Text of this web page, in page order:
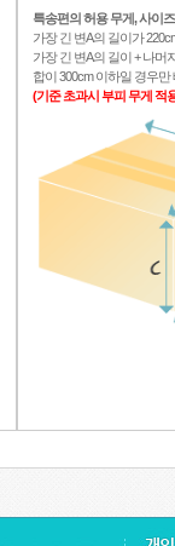
특송편의 허용 무게, 사이즈
가장 긴 변A의 길이가
가장 긴 변A의 길이 + 나머
합이 300cm 이하일 경우만
(기준 초과시 부피 무게 적